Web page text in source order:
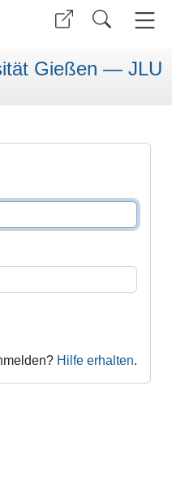
Gießen — JLU
Hilfe erhalten.